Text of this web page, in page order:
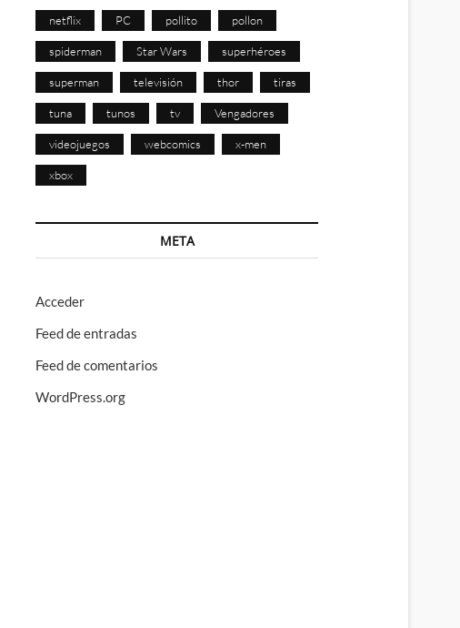
netflix PC pollito pollon
spiderman Star Wars superhéroes
superman televisión thor tiras
tuna tunos tv Vengadores
videojuegos webcomics x-men
xbox
META
Acceder
Feed de entradas
Feed de comentarios
WordPress.org